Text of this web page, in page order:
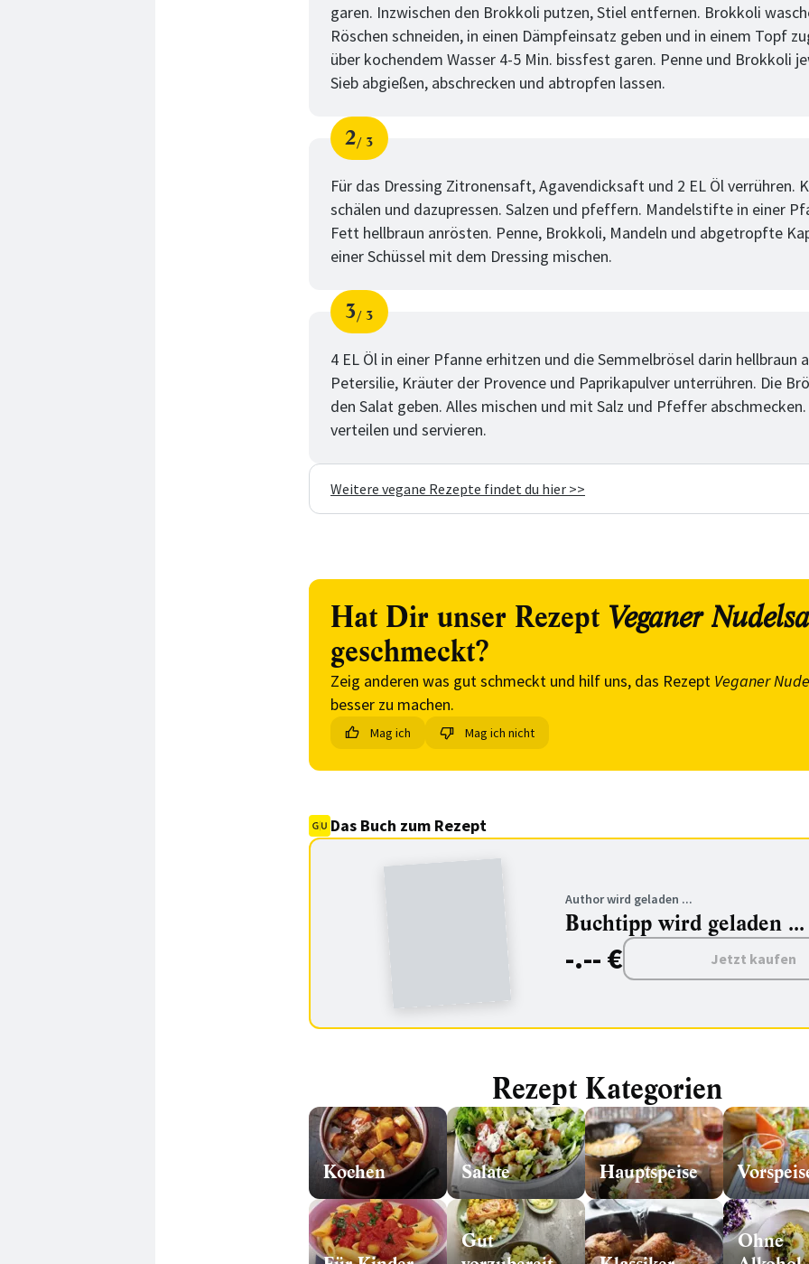
garen. Inzwischen den Brokkoli putzen, Stiel entfernen. Brokkoli
Röschen schneiden, in einen Dämpfeinsatz geben und in einem Topf
über kochendem Wasser 4-5 Min. bissfest garen. Penne und Brokkoli
Sieb abgießen, abschrecken und abtropfen lassen.
Schritt
2
von
3
Für das Dressing Zitronensaft, Agavendicksaft und 2 EL Öl verrühren.
schälen und dazupressen. Salzen und pfeffern. Mandelstifte in einer
Fett hellbraun anrösten. Penne, Brokkoli, Mandeln und abgetropfte
einer Schüssel mit dem Dressing mischen.
Schritt
3
von
3
4 EL Öl in einer Pfanne erhitzen und die Semmelbrösel darin hellbraun
Petersilie, Kräuter der Provence und Paprikapulver unterrühren. Die
den Salat geben. Alles mischen und mit Salz und Pfeffer
verteilen und servieren.
Weitere vegane Rezepte findet du hier >>
Hat Dir unser Rezept Veganer
geschmeckt?
Zeig anderen was gut schmeckt und hilf uns, das Rezept Veganer
besser zu machen.
Mag ich Mag ich nicht
Das Buch zum Rezept
Author wird geladen ...
Buchtipp wird geladen ...
-.-- € Jetzt kaufen
Rezept Kategorien
Kochen Salate Hauptspeise
Gut
Ohne